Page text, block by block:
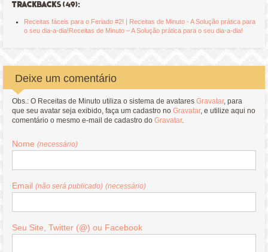
TRACKBACKS (49):
Receitas fáceis para o Feriado #2! | Receitas de Minuto - A Solução prática para
o seu dia-a-dia!Receitas de Minuto – A Solução prática para o seu dia-a-dia!
Deixe um comentário
Obs.: O Receitas de Minuto utiliza o sistema de avataresGravatar, para
que seu avatar seja exibido, faça um cadastro noGravatar, e utilize aqui no
comentário o mesmo e-mail de cadastro doGravatar.
Nome(necessário)
Email(não será publicado) (necessário)
Seu Site, Twitter (@) ou Facebook